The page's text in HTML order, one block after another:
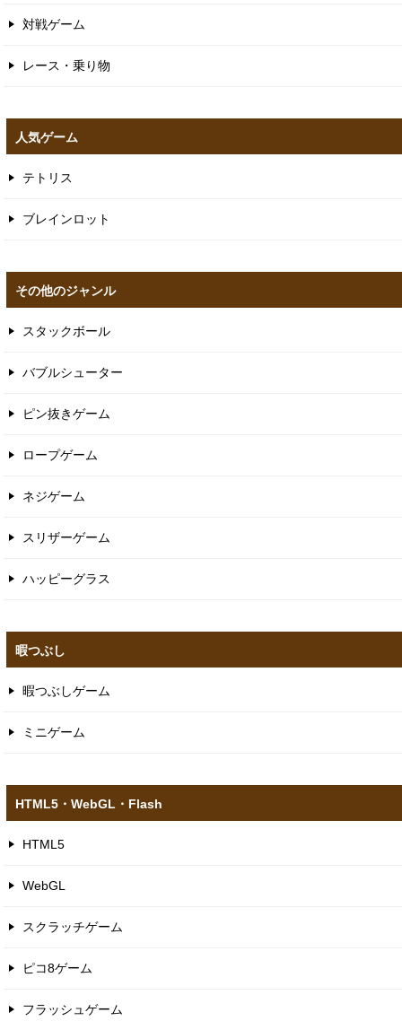
対戦ゲーム
レース・乗り物
人気ゲーム
テトリス
ブレインロット
その他のジャンル
スタックボール
バブルシューター
ピン抜きゲーム
ロープゲーム
ネジゲーム
スリザーゲーム
ハッピーグラス
暇つぶし
暇つぶしゲーム
ミニゲーム
HTML5​・WebGL​・Flash
HTML5
WebGL
スクラッチゲーム
ピコ8ゲーム
フラッシュゲーム